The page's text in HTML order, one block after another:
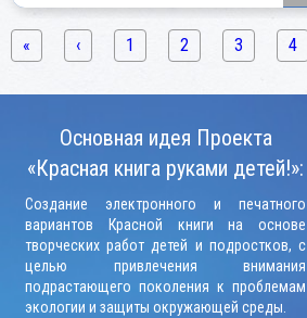
« ‹ 1 2 3 4
Основная идея Проекта
«Красная книга руками детей!»:
Создание электронного и печатного
вариантов Красной книги на основе
творческих работ детей и подростков, с
целью привлечения внимания
подрастающего поколения к проблемам
экологии и защиты окружающей среды.